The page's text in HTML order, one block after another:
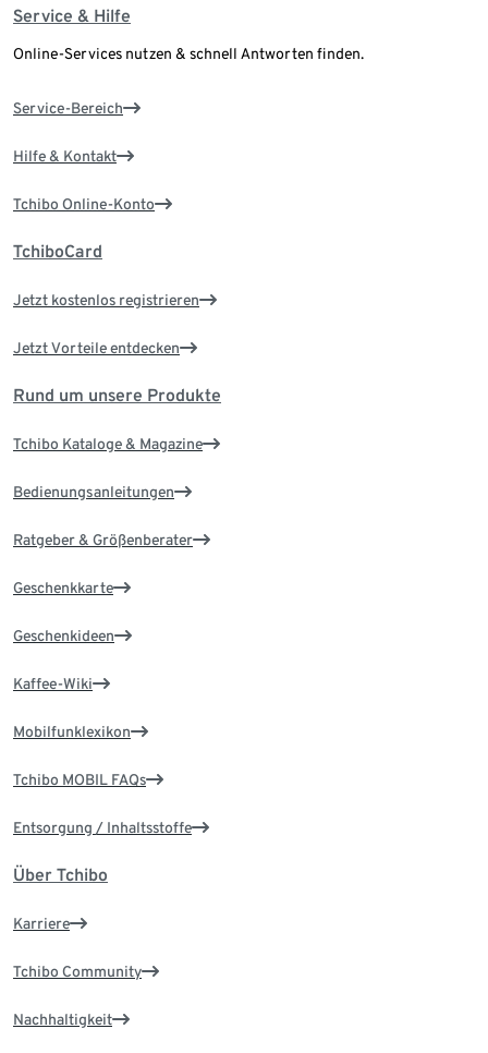
Service & Hilfe
Online-Services nutzen & schnell Antworten finden.
Service-Bereich
Hilfe & Kontakt
Tchibo Online-Konto
TchiboCard
Jetzt kostenlos registrieren
Jetzt Vorteile entdecken
Rund um unsere Produkte
Tchibo Kataloge & Magazine
Bedienungsanleitungen
Ratgeber & Größenberater
Geschenkkarte
Geschenkideen
Kaffee-Wiki
Mobilfunklexikon
Tchibo MOBIL FAQs
Entsorgung / Inhaltsstoffe
Über Tchibo
Karriere
Tchibo Community
Nachhaltigkeit